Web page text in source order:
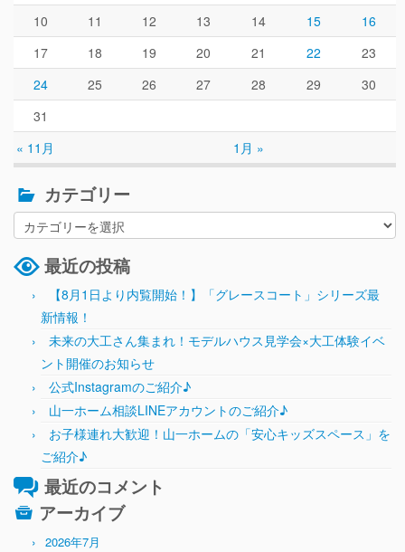
« 11月 1月 »
10 11 12 13 14 15
16
17
18 19 20 21 22
23
24
25 26 27 28 29
30
31
カテゴリー
最近の投稿
【8月1日より内覧開始！】「グレースコート」シリーズ最
新情報！
未来の大工さん集まれ！モデルハウス見学会×大工体験イベ
ント開催のお知らせ
公式Instagramのご紹介♪
山一ホーム相談LINEアカウントのご紹介♪
お子様連れ大歓迎！山一ホームの「安心キッズスペース」を
ご紹介♪
最近のコメント
アーカイブ
2026年7月